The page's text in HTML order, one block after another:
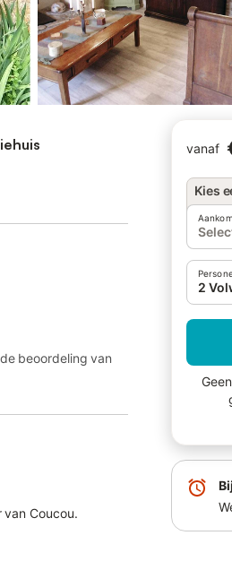
vanaf
Kies
2
beoordeling van
Coucou.
rijafstand.